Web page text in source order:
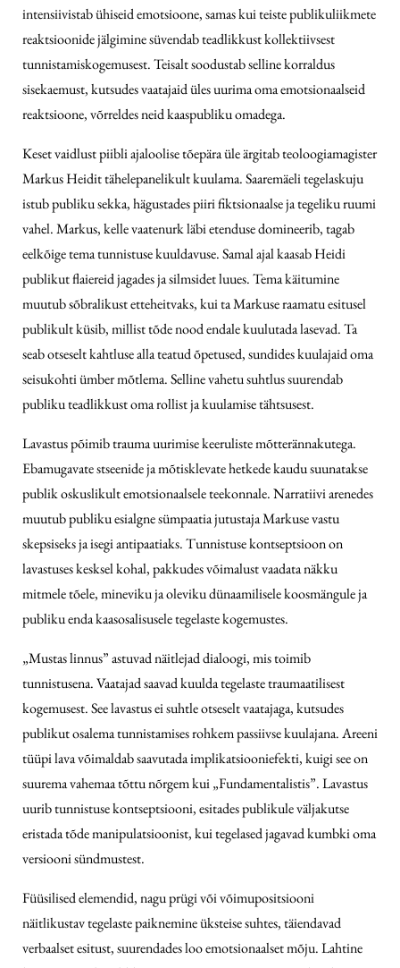
intensiivistab ühiseid emotsioone, samas kui teiste publikuliikmete
reaktsioonide jälgimine süvendab teadlikkust kollektiivsest
tunnistamiskogemusest. Teisalt soodustab selline korraldus
sisekaemust, kutsudes vaatajaid üles uuri­ma oma emotsionaalseid
reaktsioone, võrreldes neid kaaspubliku omadega.
Keset vaidlust piibli ajaloolise tõepära üle ärgitab teoloogiamagister
Markus Heidit tähelepanelikult kuulama. Saaremäeli tegelaskuju
istub publiku sekka, hägustades piiri fiktsionaalse ja tegeliku ruumi
vahel. Markus, kelle vaatenurk läbi etenduse domineerib, tagab
eelkõige tema tunnistuse kuuldavuse. Samal ajal kaasab Heidi
publikut flaiereid jagades ja silmsidet luues. Tema käitumine
muutub sõbralikust etteheitvaks, kui ta Markuse raamatu esitusel
publikult küsib, millist tõde nood endale kuulutada lasevad. Ta
seab otseselt kahtluse alla teatud õpetused, sundides kuulajaid oma
seisukohti ümber mõtlema. Selline vahetu suhtlus suurendab
publiku teadlikkust oma rollist ja kuulamise tähtsusest.
Lavastus põimib trauma uurimise keeruliste mõtterännakutega.
Ebamugavate stseenide ja mõtisklevate hetkede kaudu suunatakse
publik oskuslikult emotsionaalsele teekonnale. Narratiivi arenedes
muutub publiku esialgne sümpaatia jutustaja Markuse vastu
skepsiseks ja isegi antipaatiaks. Tunnistuse kontseptsioon on
lavastuses kesksel kohal, pakkudes võimalust vaadata näkku
mitmele tõele, mineviku ja oleviku dünaamilisele koosmängule ja
publiku enda kaasosalisusele tegelaste kogemustes.
„Mustas linnus” astuvad näitlejad dialoogi, mis toimib
tunnistusena. Vaatajad saavad kuulda tegelaste traumaatilisest
kogemusest. See lavastus ei suhtle otseselt vaatajaga, kutsudes
publikut osalema tunnistamises rohkem passiivse kuulajana. Areeni
tüüpi lava võimaldab saavutada implikatsiooniefekti, kuigi see on
suurema vahemaa tõttu nõrgem kui „Fundamentalistis”. Lavastus
uurib tunnistuse kontseptsiooni, esitades publikule väljakutse
eristada tõde manipulatsioonist, kui tegelased jagavad kumbki oma
versiooni sündmustest.
Füüsilised elemendid, nagu prügi või võimupositsiooni
näitlikustav tegelaste paiknemine üksteise suhtes, täiendavad
verbaalset esitust, suurendades loo emotsionaalset mõju. Lahtine